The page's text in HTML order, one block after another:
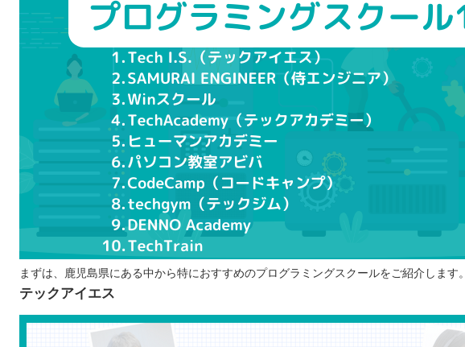
目的に合うカリキュラムか
オンラインと通学のどちらか
料金などは適切か
就職や転職のサポート体制はどうなっているか
プログラムスクールで学習するメリット
独学よりも効率的に学べる
ポートフォリオを作成し、実績として提示できる
わからない部分を質問しやすい
エンジニアとして働くための知識が身に付く
プログラムスクールで学ぶ際の注意点
学習を無理なく続けられるか考える
プログラミングを学ぶ目的をはっきりさせる
学びやすい環境かチェックする
鹿児島で自分に合ったプログラムスクールを選ぼう！
自分の住んでるエリアでプログラミングスクールを探したい⭐️
まずは、鹿児島県にある中から特におすすめのプログラミングスクールをご紹介します。
テックアイエス